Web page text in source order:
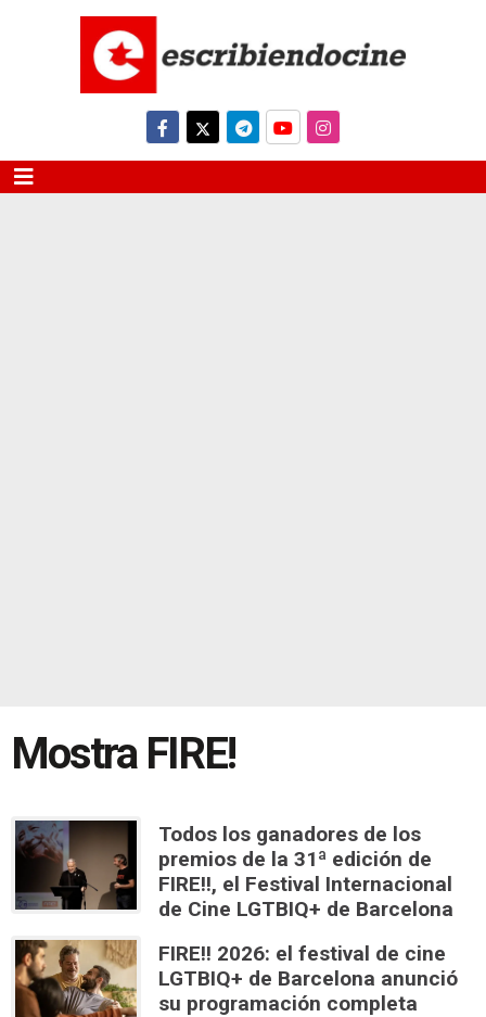
Mostra FIRE!
Todos los ganadores de los
premios de la 31ª edición de
FIRE!!, el Festival Internacional
de Cine LGTBIQ+ de Barcelona
FIRE!! 2026: el festival de cine
LGTBIQ+ de Barcelona anunció
su programación completa